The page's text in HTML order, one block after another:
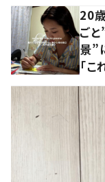
20
ご
景”
「こ